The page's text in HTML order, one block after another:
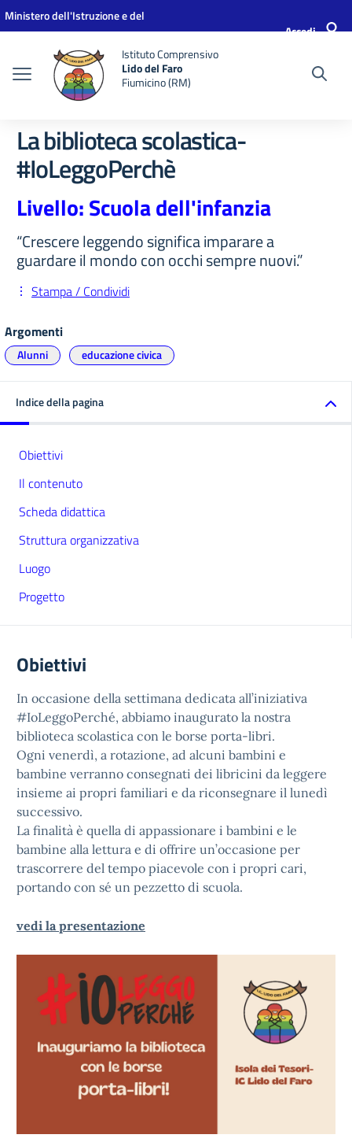
Vai ai contenuti
Vai al menu di navigazione
Vai al footer
Ministero dell'Istruzione e del
Accedi
Istituto Comprensivo
Lido del Faro
Fiumicino (RM)
La biblioteca scolastica-
#IoLeggoPerchè
Livello: Scuola dell'infanzia
“Crescere leggendo significa imparare a
guardare il mondo con occhi sempre nuovi.”
Stampa / Condividi
Argomenti
Alunni educazione civica
Indice della pagina
Obiettivi
Il contenuto
Scheda didattica
Struttura organizzativa
Luogo
Progetto
Obiettivi
In occasione della settimana dedicata all’iniziativa
#IoLeggoPerché, abbiamo inaugurato la nostra
biblioteca scolastica con le borse porta-libri.
Ogni venerdì, a rotazione, ad alcuni bambini e
bambine verranno consegnati dei libricini da leggere
insieme ai propri familiari e da riconsegnare il lunedì
successivo.
La finalità è quella di appassionare i bambini e le
bambine alla lettura e di offrire un’occasione per
trascorrere del tempo piacevole con i propri cari,
portando con sé un pezzetto di scuola.
vedi la presentazione